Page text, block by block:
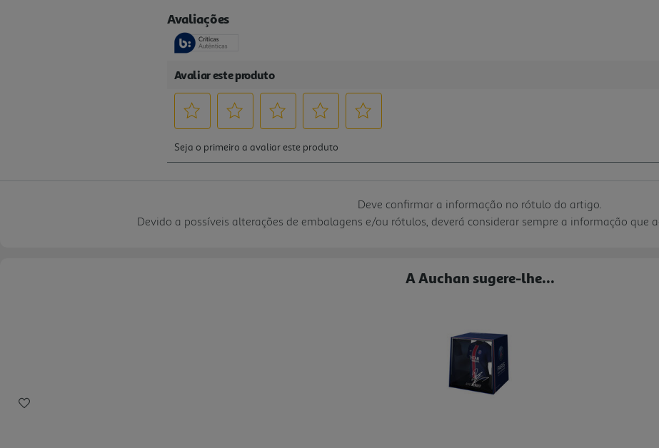
Deve confirmar a informação no rótulo do artigo.
Devido a possíveis alterações de embalagens e/ou rótulos, deverá considerar sempre a informação que
A Auchan sugere-lhe...